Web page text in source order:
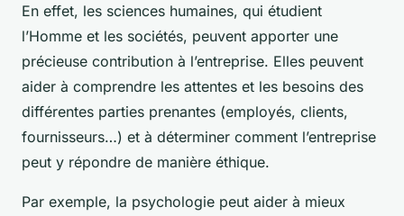
En effet, les sciences humaines, qui étudient
l’Homme et les sociétés, peuvent apporter une
précieuse contribution à l’entreprise. Elles peuvent
aider à comprendre les attentes et les besoins des
différentes parties prenantes (employés, clients,
fournisseurs…) et à déterminer comment l’entreprise
peut y répondre de manière éthique.
Par exemple, la psychologie peut aider à mieux